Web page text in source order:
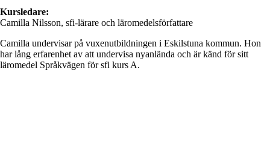
Kursledare:
Camilla Nilsson, sfi-lärare och läromedelsförfattare
Camilla undervisar på vuxenutbildningen i Eskilstuna kommun. Hon
har lång erfarenhet av att undervisa nyanlända och är känd för sitt
läromedel Språkvägen för sfi kurs A.